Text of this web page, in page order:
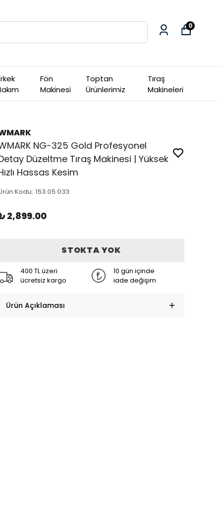
Fön
Makinesi
Toptan
Ürünlerimiz
Tıraş
Makineleri
0
NG-325 Gold Profesyonel
Düzeltme Tıraş Makinesi | Yüksek
Hassas Kesim
Kodu: 153 05 033
2,899.00
STOKTA YOK
400 TL üzeri
ücretsiz kargo
10 gün içinde
iade değişim
Ürün Açıklaması